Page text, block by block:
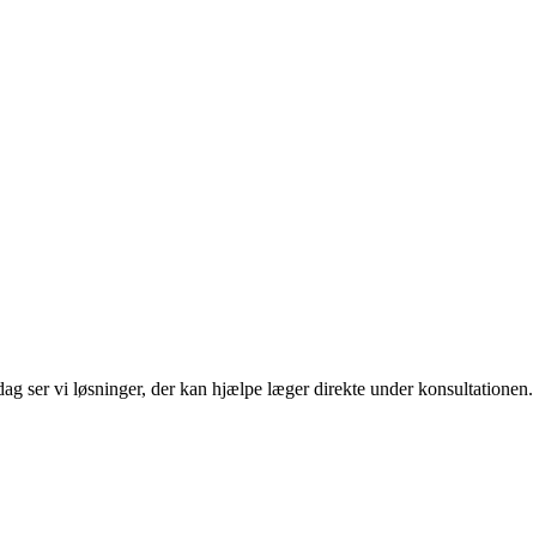
ser vi løsninger, der kan hjælpe læger direkte under konsultationen.